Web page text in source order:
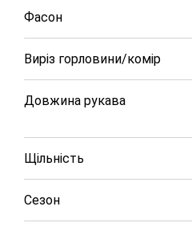
Фасон
Виріз горловини/комір
Довжина рукава
Щільність
Сезон